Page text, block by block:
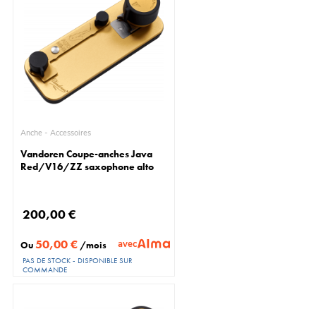
Anche - Accessoires
Vandoren Coupe-anches Java
Red/V16/ZZ saxophone alto
200,00 €
Ou50,00 € /mois avec
PAS DE STOCK - DISPONIBLE SUR
COMMANDE